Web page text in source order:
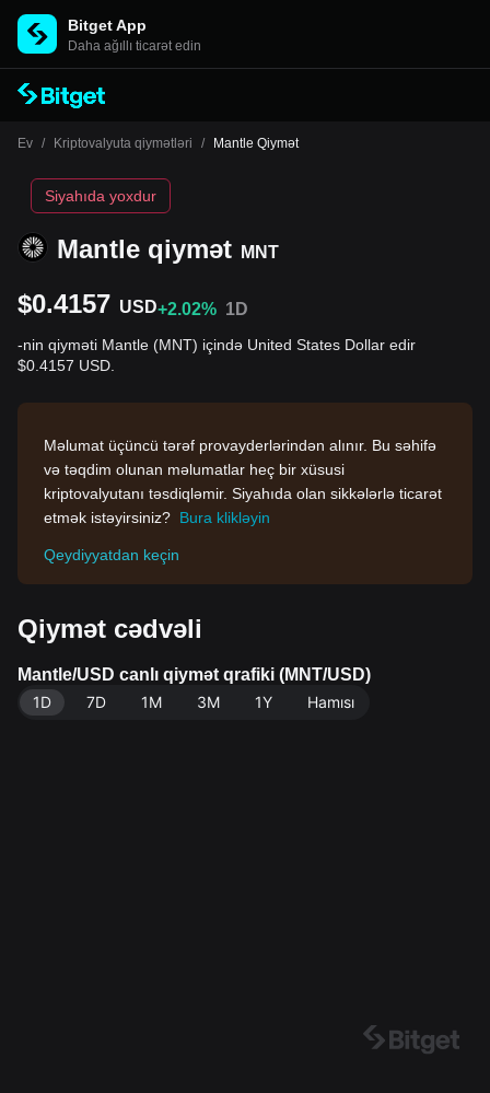
Bitget App
Daha ağıllı ticarət edin
Ev / Kriptovalyuta qiymətləri / Mantle Qiymət
Mantle qiymət MNT
Siyahıda yoxdur
$0.4157 USD+2.02% 1D
-nin qiyməti Mantle (MNT) içində United States Dollar edir
$0.4157 USD.
Məlumat üçüncü tərəf provayderlərindən alınır. Bu səhifə
və təqdim olunan məlumatlar heç bir xüsusi
kriptovalyutanı təsdiqləmir. Siyahıda olan sikkələrlə ticarət
etmək istəyirsiniz? Bura klikləyin
Qeydiyyatdan keçin
Qiymət cədvəli
Mantle/USD canlı qiymət qrafiki (MNT/USD)
1D
7D 1M 3M 1Y Hamısı